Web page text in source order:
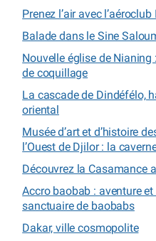
Prenez l’air avec
Balade dans le Sine
Nouvelle église de
de coquillage
La cascade de Dindéfélo,
oriental
Musée d’art et d’histoire
l’Ouest de Djilor : la
Découvrez la Casamance
Accro baobab : aventure
sanctuaire de baobabs
Dakar, ville cosmopolite